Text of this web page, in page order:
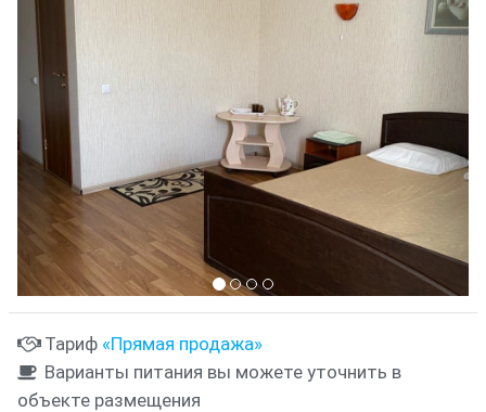
Тариф «Прямая продажа»
Варианты питания вы можете уточнить в
объекте размещения